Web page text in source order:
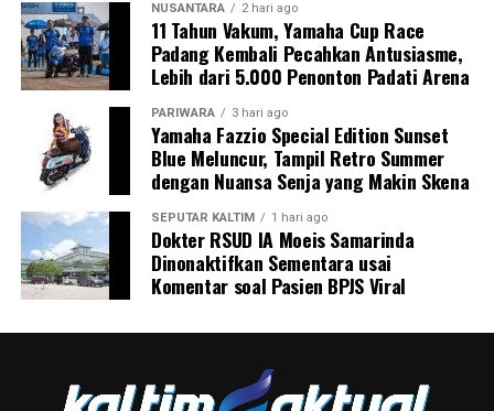
NUSANTARA 2 hari ago
11 Tahun Vakum, Yamaha Cup Race
Padang Kembali Pecahkan Antusiasme,
Lebih dari 5.000 Penonton Padati Arena
PARIWARA 3 hari ago
Yamaha Fazzio Special Edition Sunset
Blue Meluncur, Tampil Retro Summer
dengan Nuansa Senja yang Makin Skena
SEPUTAR KALTIM 1 hari ago
Dokter RSUD IA Moeis Samarinda
Dinonaktifkan Sementara usai
Komentar soal Pasien BPJS Viral